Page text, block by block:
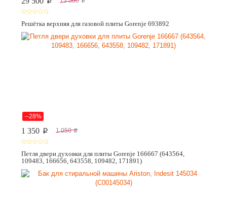
Решётка верхняя для газовой плиты Gorenje 693892
--28%
1 350 p 1 050 p
Петля двери духовки для плиты Gorenje 166667 (643564,
109483, 166656, 643558, 109482, 171891)